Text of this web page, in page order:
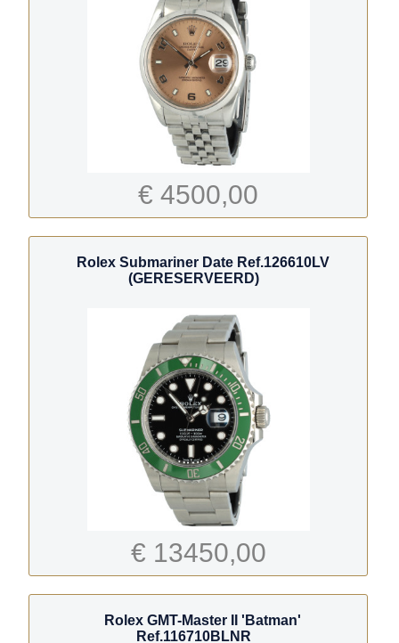
€ 4500,00
Rolex Submariner Date Ref.126610LV
(GERESERVEERD)
€ 13450,00
Rolex GMT-Master II 'Batman'
Ref.116710BLNR